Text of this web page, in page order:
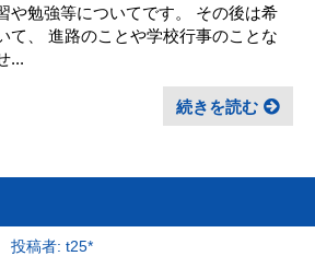
や勉強等についてです。 その後は希
て、 進路のことや学校行事のことな
...
続きを読む
投稿者: t25*